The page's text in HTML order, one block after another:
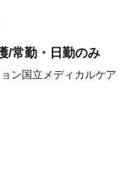
/常勤・日勤のみ
ン国立メディカルケア